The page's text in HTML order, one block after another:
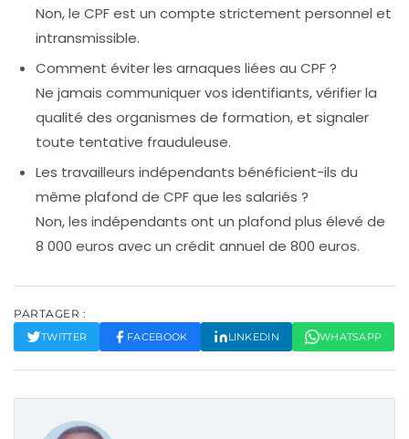
Non, le CPF est un compte strictement personnel et
intransmissible.
Comment éviter les arnaques liées au CPF ?
Ne jamais communiquer vos identifiants, vérifier la
qualité des organismes de formation, et signaler
toute tentative frauduleuse.
Les travailleurs indépendants bénéficient-ils du
même plafond de CPF que les salariés ?
Non, les indépendants ont un plafond plus élevé de
8 000 euros avec un crédit annuel de 800 euros.
PARTAGER :
TWITTER FACEBOOK LINKEDIN WHATSAPP